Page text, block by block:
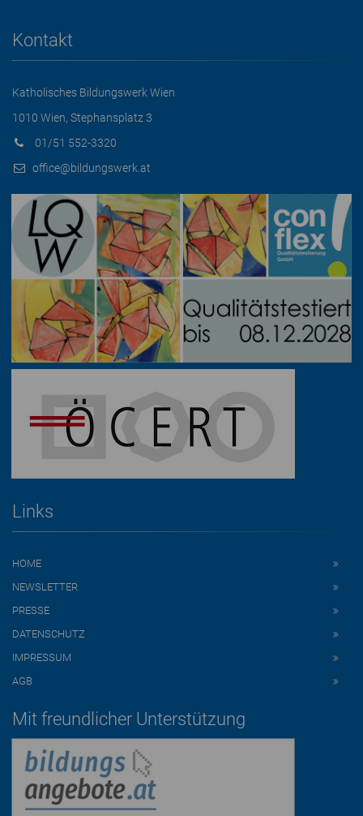
Kontakt
Katholisches Bildungswerk Wien
1010 Wien, Stephansplatz 3
01/51 552-3320
office@bildungswerk.at
Links
HOME
NEWSLETTER
PRESSE
DATENSCHUTZ
IMPRESSUM
AGB
Mit freundlicher Unterstützung